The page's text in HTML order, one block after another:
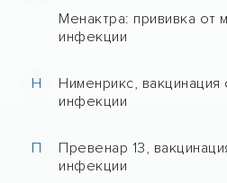
Менактра: прививка от
инфекции
Н
Нименрикс,
инфекции
П
Превенар 13,
инфекции